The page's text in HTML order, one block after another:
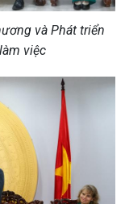
và Phát triển
việc